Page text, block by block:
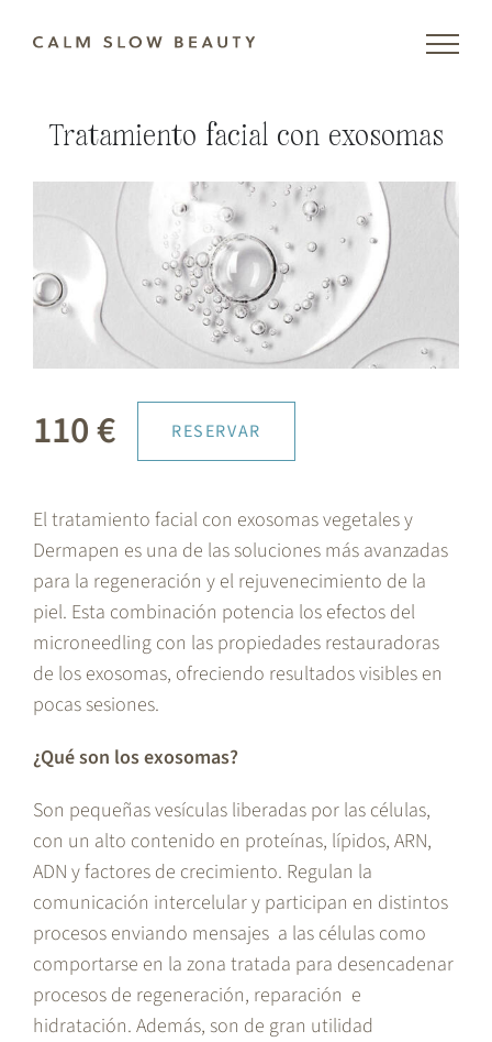
Tratamiento facial con exosomas
110 € RESERVAR
El tratamiento facial con exosomas vegetales y
Dermapen es una de las soluciones más avanzadas
para la regeneración y el rejuvenecimiento de la
piel. Esta combinación potencia los efectos del
microneedling con las propiedades restauradoras
de los exosomas, ofreciendo resultados visibles en
pocas sesiones.
¿Qué son los exosomas?
Son pequeñas vesículas liberadas por las células,
con un alto contenido en proteínas, lípidos, ARN,
ADN y factores de crecimiento. Regulan la
comunicación intercelular y participan en distintos
procesos enviando mensajes a las células como
comportarse en la zona tratada para desencadenar
procesos de regeneración, reparación e
hidratación. Además, son de gran utilidad